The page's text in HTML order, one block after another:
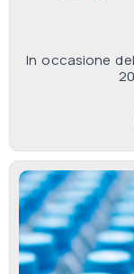
In occasione